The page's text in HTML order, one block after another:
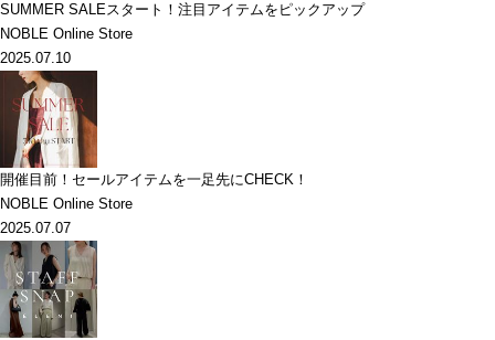
SUMMER SALEスタート！注目アイテムをピックアップ
NOBLE Online Store
2025.07.10
開催目前！セールアイテムを一足先にCHECK！
NOBLE Online Store
2025.07.07